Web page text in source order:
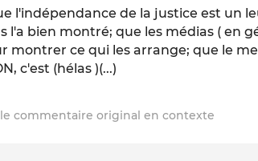
l'indépendance de la justice est un
l'a bien montré; que les médias ( en
montrer ce qui les arrange; que le
c'est (hélas )(...)